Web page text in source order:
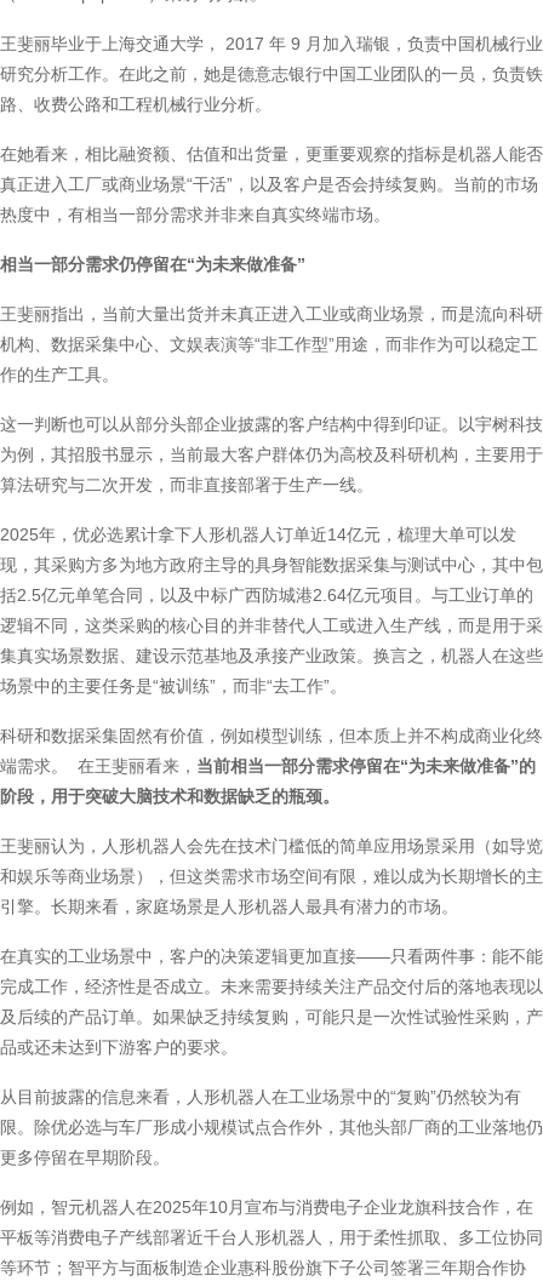
王斐丽毕业于上海交通大学， 2017 年 9 月加入瑞银，负责中国机械行业
研究分析工作。在此之前，她是德意志银行中国工业团队的一员，负责铁
路、收费公路和工程机械行业分析。
在她看来，相比融资额、估值和出货量，更重要观察的指标是机器人能否
真正进入工厂或商业场景“干活”，以及客户是否会持续复购。当前的市场
热度中，有相当一部分需求并非来自真实终端市场。
相当一部分需求仍停留在“为未来做准备”
王斐丽指出，当前大量出货并未真正进入工业或商业场景，而是流向科研
机构、数据采集中心、文娱表演等“非工作型”用途，而非作为可以稳定工
作的生产工具。
这一判断也可以从部分头部企业披露的客户结构中得到印证。以宇树科技
为例，其招股书显示，当前最大客户群体仍为高校及科研机构，主要用于
算法研究与二次开发，而非直接部署于生产一线。
2025年，优必选累计拿下人形机器人订单近14亿元，梳理大单可以发
现，其采购方多为地方政府主导的具身智能数据采集与测试中心，其中包
括2.5亿元单笔合同，以及中标广西防城港2.64亿元项目。与工业订单的
逻辑不同，这类采购的核心目的并非替代人工或进入生产线，而是用于采
集真实场景数据、建设示范基地及承接产业政策。换言之，机器人在这些
场景中的主要任务是“被训练”，而非“去工作”。
科研和数据采集固然有价值，例如模型训练，但本质上并不构成商业化终
端需求。 在王斐丽看来， 当前相当一部分需求停留在“为未来做准备”的
阶段，用于突破大脑技术和数据缺乏的瓶颈。
王斐丽认为，人形机器人会先在技术门槛低的简单应用场景采用（如导览
和娱乐等商业场景），但这类需求市场空间有限，难以成为长期增长的主
引擎。长期来看，家庭场景是人形机器人最具有潜力的市场。
在真实的工业场景中，客户的决策逻辑更加直接——只看两件事：能不能
完成工作，经济性是否成立。未来需要持续关注产品交付后的落地表现以
及后续的产品订单。如果缺乏持续复购，可能只是一次性试验性采购，产
品或还未达到下游客户的要求。
从目前披露的信息来看，人形机器人在工业场景中的“复购”仍然较为有
限。除优必选与车厂形成小规模试点合作外，其他头部厂商的工业落地仍
更多停留在早期阶段。
例如，智元机器人在2025年10月宣布与消费电子企业龙旗科技合作，在
平板等消费电子产线部署近千台人形机器人，用于柔性抓取、多工位协同
等环节；智平方与面板制造企业惠科股份旗下子公司签署三年期合作协